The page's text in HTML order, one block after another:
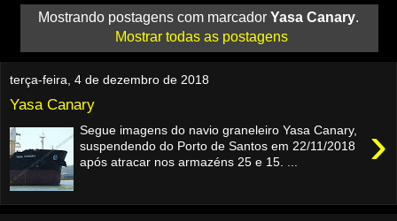
Mostrando postagens com marcador Yasa Canary.
Mostrar todas as postagens
terça-feira, 4 de dezembro de 2018
Yasa Canary
›
Segue imagens do navio graneleiro Yasa Canary,
suspendendo do Porto de Santos em 22/11/2018
após atracar nos armazéns 25 e 15. ...